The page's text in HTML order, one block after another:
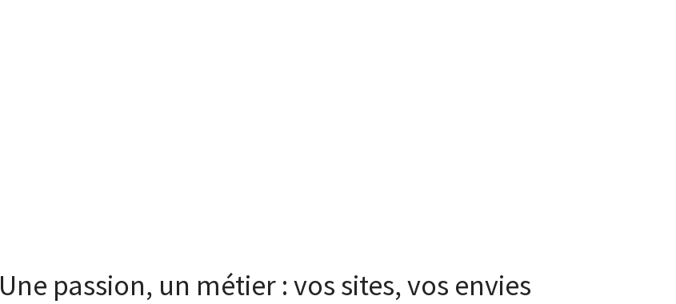
Une passion, un métier : vos sites, vos envies